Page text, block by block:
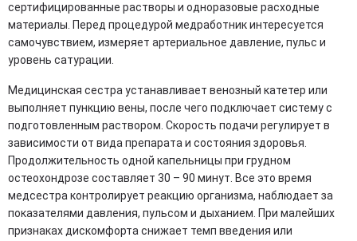
сертифицированные растворы и одноразовые расходные
материалы. Перед процедурой медработник интересуется
самочувствием, измеряет артериальное давление, пульс и
уровень сатурации.
Медицинская сестра устанавливает венозный катетер или
выполняет пункцию вены, после чего подключает систему с
подготовленным раствором. Скорость подачи регулирует в
зависимости от вида препарата и состояния здоровья.
Продолжительность одной капельницы при грудном
остеохондрозе составляет 30 – 90 минут. Все это время
медсестра контролирует реакцию организма, наблюдает за
показателями давления, пульсом и дыханием. При малейших
признаках дискомфорта снижает темп введения или